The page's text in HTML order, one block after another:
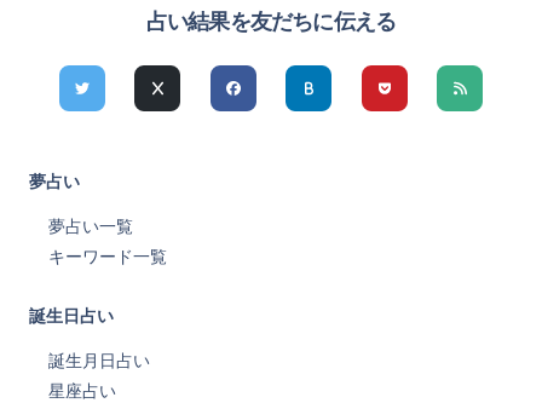
占い結果を友だちに伝える
夢占い
夢占い一覧
キーワード一覧
誕生日占い
誕生月日占い
星座占い